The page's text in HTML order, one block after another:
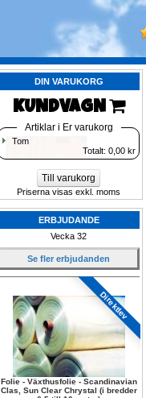
DIN VARUKORG
KUNDVAGN
Artiklar i Er varukorg
Tom
Totalt: 0,00 kr
Till varukorg
Priserna visas exkl. moms
ERBJUDANDE
Vecka 32
Se fler erbjudanden
Direktlev
Folie - Växthusfolie - Scandinavian
Clas, Sun Clear Chrystal (i bredder